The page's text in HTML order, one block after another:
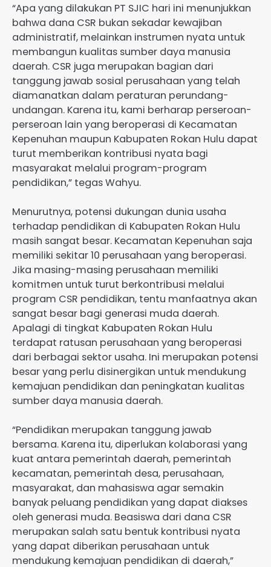
“Apa yang dilakukan PT SJIC hari ini menunjukkan
bahwa dana CSR bukan sekadar kewajiban
administratif, melainkan instrumen nyata untuk
membangun kualitas sumber daya manusia
daerah. CSR juga merupakan bagian dari
tanggung jawab sosial perusahaan yang telah
diamanatkan dalam peraturan perundang-
undangan. Karena itu, kami berharap perseroan-
perseroan lain yang beroperasi di Kecamatan
Kepenuhan maupun Kabupaten Rokan Hulu dapat
turut memberikan kontribusi nyata bagi
masyarakat melalui program-program
pendidikan,” tegas Wahyu.
Menurutnya, potensi dukungan dunia usaha
terhadap pendidikan di Kabupaten Rokan Hulu
masih sangat besar. Kecamatan Kepenuhan saja
memiliki sekitar 10 perusahaan yang beroperasi.
Jika masing-masing perusahaan memiliki
komitmen untuk turut berkontribusi melalui
program CSR pendidikan, tentu manfaatnya akan
sangat besar bagi generasi muda daerah.
Apalagi di tingkat Kabupaten Rokan Hulu
terdapat ratusan perusahaan yang beroperasi
dari berbagai sektor usaha. Ini merupakan potensi
besar yang perlu disinergikan untuk mendukung
kemajuan pendidikan dan peningkatan kualitas
sumber daya manusia daerah.
“Pendidikan merupakan tanggung jawab
bersama. Karena itu, diperlukan kolaborasi yang
kuat antara pemerintah daerah, pemerintah
kecamatan, pemerintah desa, perusahaan,
masyarakat, dan mahasiswa agar semakin
banyak peluang pendidikan yang dapat diakses
oleh generasi muda. Beasiswa dari dana CSR
merupakan salah satu bentuk kontribusi nyata
yang dapat diberikan perusahaan untuk
mendukung kemajuan pendidikan di daerah,”